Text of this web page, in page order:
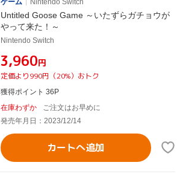
Untitled Goose Game ～いたずらガチョウが
やって来た！～
Nintendo Switch
¥3,960円
定価より990円（20%）おトク
獲得ポイント 36P
在庫わずか
ご注文はお早めに
発売年月日：2023/12/14
カートへ追加